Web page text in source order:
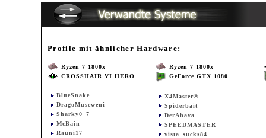
Profile mit ähnlicher Hardware:
Ryzen 7 1800x
CROSSHAIR VI HERO
BlueSnake
DragoMuseweni
Sharky0_7
McBain
Rauni17
Ryzen 7 1800x
GeForce GTX 1080
X4Master®
Spiderbait
DerAhava
SPEEDMASTER
vista_sucks84